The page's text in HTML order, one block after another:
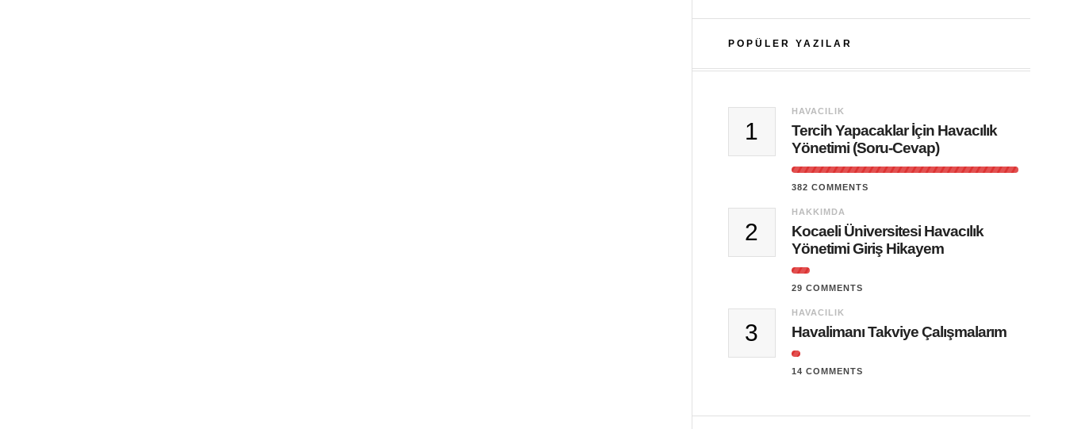
POPÜLER YAZILAR
1
HAVACILIK
Tercih Yapacaklar İçin Havacılık
Yönetimi (Soru-Cevap)
382 COMMENTS
2
HAKKIMDA
Kocaeli Üniversitesi Havacılık
Yönetimi Giriş Hikayem
29 COMMENTS
3
HAVACILIK
Havalimanı Takviye Çalışmalarım
14 COMMENTS